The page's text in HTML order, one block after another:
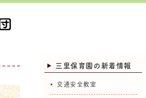
三里保育園の新着情報
交通安全教室